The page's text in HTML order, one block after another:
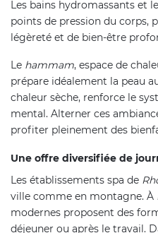
Les bains hydromassants et
points de pression du corps,
légèreté et de bien-être
Le hammam, espace de
prépare idéalement la peau
chaleur sèche, renforce le
mental. Alterner ces
profiter pleinement des
Une offre diversifiée de
Les établissements spa de
ville comme en montagne. À
modernes proposent des
déjeuner ou après le travail.